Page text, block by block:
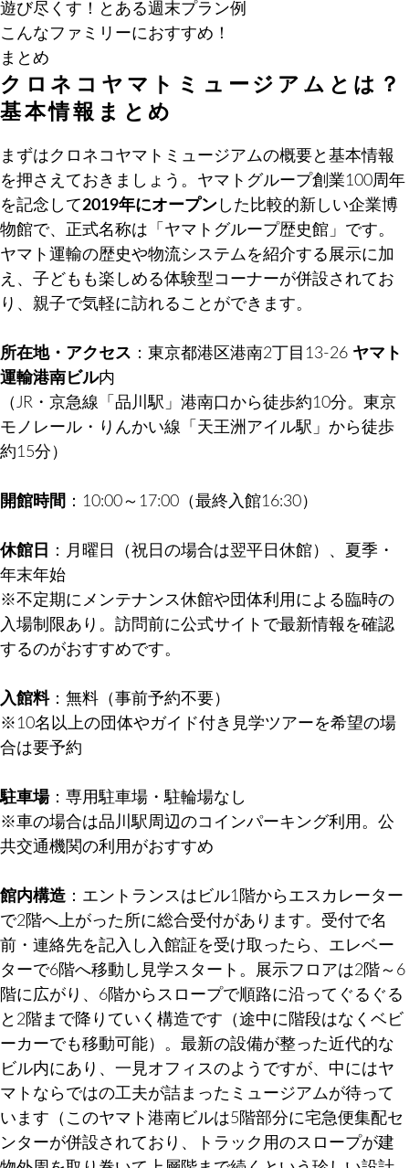
遊び尽くす！とある週末プラン例
こんなファミリーにおすすめ！
まとめ
クロネコヤマトミュージアムとは？
基本情報まとめ
まずはクロネコヤマトミュージアムの概要と基本情報
を押さえておきましょう。ヤマトグループ創業100周年
を記念して2019年にオープン した比較的新しい企業博
物館で、正式名称は「ヤマトグループ歴史館」です。
ヤマト運輸の歴史や物流システムを紹介する展示に加
え、子どもも楽しめる体験型コーナーが併設されてお
り、親子で気軽に訪れることができます。
所在地・アクセス ：東京都港区港南2丁目13-26 ヤマト
運輸港南ビル内
（JR・京急線「品川駅」港南口から徒歩約10分。東京
モノレール・りんかい線「天王洲アイル駅」から徒歩
約15分）
開館時間 ：10:00～17:00（最終入館16:30）
休館日
：月曜日（祝日の場合は翌平日休館）、夏季・
年末年始
※不定期にメンテナンス休館や団体利用による臨時の
入場制限あり。訪問前に公式サイトで最新情報を確認
するのがおすすめです。
入館料：無料（事前予約不要）
※10名以上の団体やガイド付き見学ツアーを希望の場
合は要予約
駐車場：専用駐車場・駐輪場なし
※車の場合は品川駅周辺のコインパーキング利用。公
共交通機関の利用がおすすめ
館内構造 ：エントランスはビル1階からエスカレーター
で2階へ上がった所に総合受付があります。受付で名
前・連絡先を記入し入館証を受け取ったら、エレベー
ターで6階へ移動し見学スタート。展示フロアは2階～6
階に広がり、6階からスロープで順路に沿ってぐるぐる
と2階まで降りていく構造です（途中に階段はなくベビ
ーカーでも移動可能）。最新の設備が整った近代的な
ビル内にあり、一見オフィスのようですが、中にはヤ
マトならではの工夫が詰まったミュージアムが待って
います（このヤマト港南ビルは5階部分に宅急便集配セ
ンターが併設されており、トラック用のスロープが建